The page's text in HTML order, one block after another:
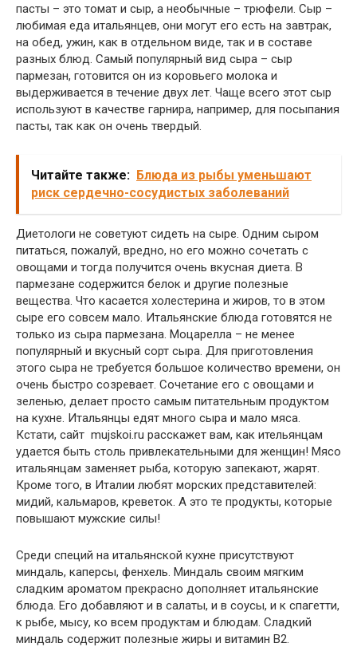
пасты – это томат и сыр, а необычные – трюфели. Сыр –
любимая еда итальянцев, они могут его есть на завтрак,
на обед, ужин, как в отдельном виде, так и в составе
разных блюд. Самый популярный вид сыра – сыр
пармезан, готовится он из коровьего молока и
выдерживается в течение двух лет. Чаще всего этот сыр
используют в качестве гарнира, например, для посыпания
пасты, так как он очень твердый.
Читайте также: Блюда из рыбы уменьшают
риск сердечно-сосудистых заболеваний
Диетологи не советуют сидеть на сыре. Одним сыром
питаться, пожалуй, вредно, но его можно сочетать с
овощами и тогда получится очень вкусная диета. В
пармезане содержится белок и другие полезные
вещества. Что касается холестерина и жиров, то в этом
сыре его совсем мало. Итальянские блюда готовятся не
только из сыра пармезана. Моцарелла – не менее
популярный и вкусный сорт сыра. Для приготовления
этого сыра не требуется большое количество времени, он
очень быстро созревает. Сочетание его с овощами и
зеленью, делает просто самым питательным продуктом
на кухне. Итальянцы едят много сыра и мало мяса.
Кстати, сайт mujskoi.ru расскажет вам, как ительянцам
удается быть столь привлекательными для женщин! Мясо
итальянцам заменяет рыба, которую запекают, жарят.
Кроме того, в Италии любят морских представителей:
мидий, кальмаров, креветок. А это те продукты, которые
повышают мужские силы!
Среди специй на итальянской кухне присутствуют
миндаль, каперсы, фенхель. Миндаль своим мягким
сладким ароматом прекрасно дополняет итальянские
блюда. Его добавляют и в салаты, и в соусы, и к спагетти,
к рыбе, мысу, ко всем продуктам и блюдам. Сладкий
миндаль содержит полезные жиры и витамин В2.